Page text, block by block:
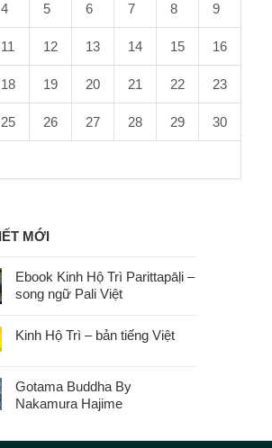
4 5 6 7 8 9
11 12 13 14 15 16
18 19 20 21 22 23
25 26 27 28 29 30
MỚI
Ebook Kinh Hộ Trì Parittapāḷi –
song ngữ Pali Việt
Kinh Hộ Trì – bản tiếng Việt
Gotama Buddha By
Nakamura Hajime